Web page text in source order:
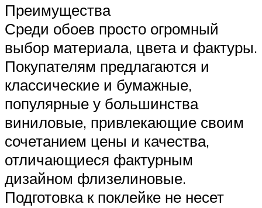
Преимущества
Среди обоев просто огромный
выбор материала, цвета и фактуры.
Покупателям предлагаются и
классические и бумажные,
популярные у большинства
виниловые, привлекающие своим
сочетанием цены и качества,
отличающиеся фактурным
дизайном флизелиновые.
Подготовка к поклейке не несет